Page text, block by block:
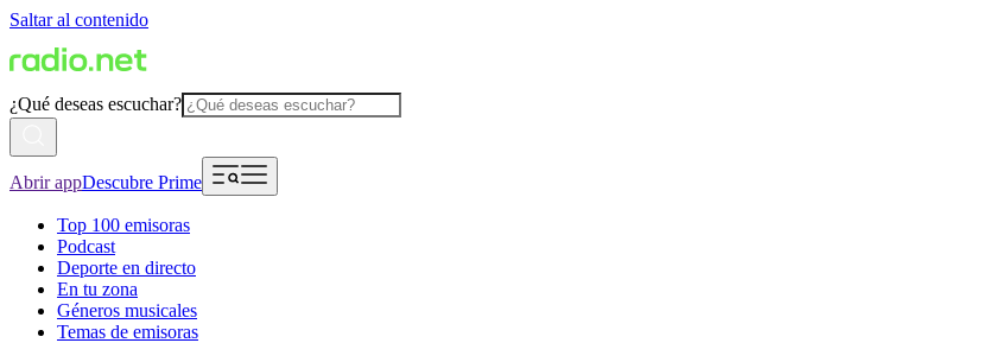
Saltar al contenido
¿Qué deseas escuchar?
Abrir appDescubre Prime
Top 100 emisoras
Podcast
Deporte en directo
En tu zona
Géneros musicales
Temas de emisoras